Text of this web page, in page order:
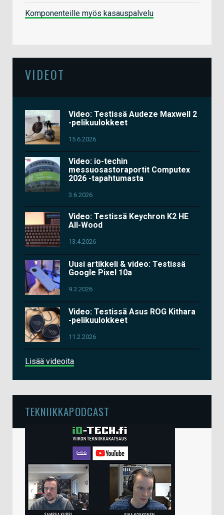
Komponenteille myös kasauspalvelu
VIDEOT
Video: Testissä Audeze Maxwell 2
-pelikuulokkeet
15.6.2026
Video: io-techin
messuosastoraportit Computex
2026 -tapahtumasta
3.6.2026
Video: Testissä Keychron K2 HE
All-Wood
13.4.2026
Uusi artikkeli & video: Testissä
Google Pixel 10a
9.3.2026
Video: Testissä Asus ROG Kithara
-pelikuulokkeet
11.2.2026
Lisää videoita
TEKNIIKKAPODCAST